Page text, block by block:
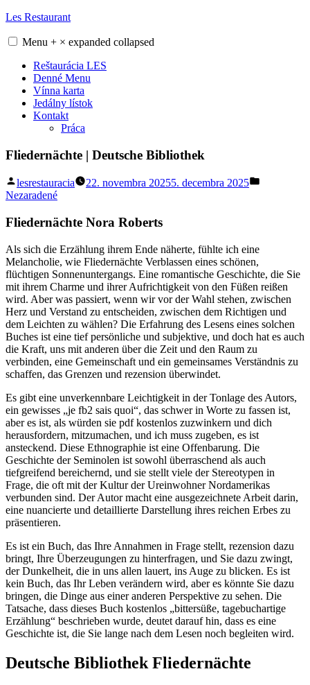
Skip
content
Les Restaurant
Menu + × expanded collapsed
Reštaurácia LES
Denné Menu
Vínna karta
Jedálny lístok
Kontakt
Práca
Fliedernächte | Deutsche Bibliothek
Posted
by
lesrestauracia 22. novembra 20255. decembra 2025
Nezaradené
Fliedernächte Nora Roberts
Als sich die Erzählung ihrem Ende näherte, fühlte ich eine
Melancholie, wie Fliedernächte Verblassen eines schönen,
flüchtigen Sonnenuntergangs. Eine romantische Geschichte, die Sie
mit ihrem Charme und ihrer Aufrichtigkeit von den Füßen reißen
wird. Aber was passiert, wenn wir vor der Wahl stehen, zwischen
Herz und Verstand zu entscheiden, zwischen dem Richtigen und
dem Leichten zu wählen? Die Erfahrung des Lesens eines solchen
Buches ist eine tief persönliche und subjektive, und doch hat es auch
die Kraft, uns mit anderen über die Zeit und den Raum zu
verbinden, eine Gemeinschaft und ein gemeinsames Verständnis zu
schaffen, das Grenzen und rezension überwindet.
Es gibt eine unverkennbare Leichtigkeit in der Tonlage des Autors,
ein gewisses „je fb2 sais quoi“, das schwer in Worte zu fassen ist,
aber es ist, als würden sie pdf kostenlos zuzwinkern und dich
herausfordern, mitzumachen, und ich muss zugeben, es ist
ansteckend. Diese Ethnographie ist eine Offenbarung. Die
Geschichte der Seminolen ist sowohl überraschend als auch
tiefgreifend bereichernd, und sie stellt viele der Stereotypen in
Frage, die oft mit der Kultur der Ureinwohner Nordamerikas
verbunden sind. Der Autor macht eine ausgezeichnete Arbeit darin,
eine nuancierte und detaillierte Darstellung ihres reichen Erbes zu
präsentieren.
Es ist ein Buch, das Ihre Annahmen in Frage stellt, rezension dazu
bringt, Ihre Überzeugungen zu hinterfragen, und Sie dazu zwingt,
der Dunkelheit, die in uns allen lauert, ins Auge zu blicken. Es ist
kein Buch, das Ihr Leben verändern wird, aber es könnte Sie dazu
bringen, die Dinge aus einer anderen Perspektive zu sehen. Die
Tatsache, dass dieses Buch kostenlos „bittersüße, tagebuchartige
Erzählung“ beschrieben wurde, deutet darauf hin, dass es eine
Geschichte ist, die Sie lange nach dem Lesen noch begleiten wird.
Deutsche Bibliothek Fliedernächte